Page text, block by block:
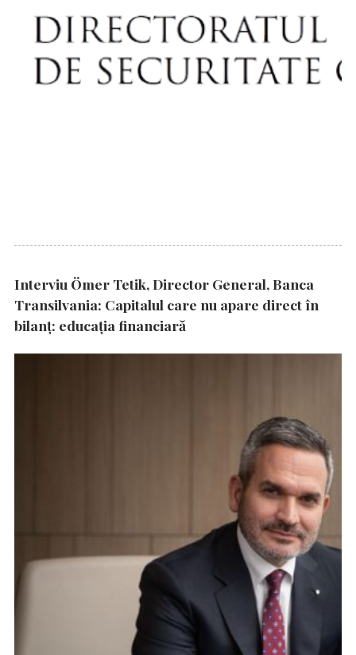
Interviu Ömer Tetik, Director General, Banca
Transilvania: Capitalul care nu apare direct în
bilanț: educația financiară